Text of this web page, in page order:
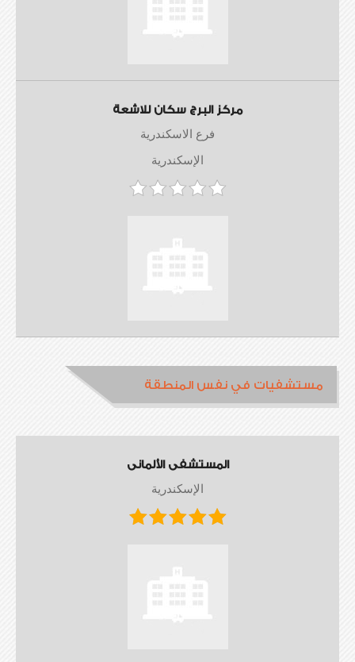
مركز البرج سكان للاشعة
فرع الاسكندرية
الإسكندرية
مستشفيات في نفس المنطقة
المستشفى الألمانى
الإسكندرية